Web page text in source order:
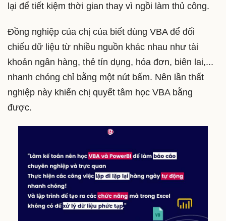
lại để tiết kiệm thời gian thay vì ngồi làm thủ công.
Đồng nghiệp của chị của biết dùng VBA để đối
chiếu dữ liệu từ nhiều nguồn khác nhau như tài
khoản ngân hàng, thẻ tín dụng, hóa đơn, biên lai,...
nhanh chóng chỉ bằng một nút bấm. Nên lần thất
nghiệp này khiến chị quyết tâm học VBA bằng
được.